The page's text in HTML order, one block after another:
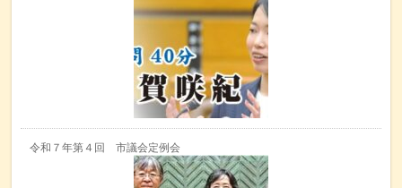
令和７年第４回 市議会定例会